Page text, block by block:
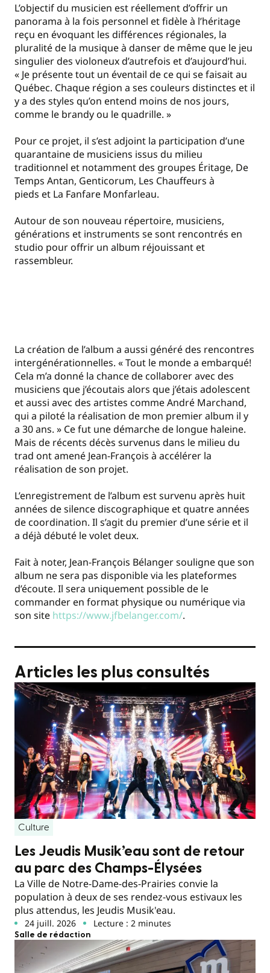
L’objectif du musicien est réellement d’offrir un
panorama à la fois personnel et fidèle à l’héritage
reçu en évoquant les différences régionales, la
pluralité de la musique à danser de même que le jeu
singulier des violoneux d’autrefois et d’aujourd’hui.
« Je présente tout un éventail de ce qui se faisait au
Québec. Chaque région a ses couleurs distinctes et il
y a des styles qu’on entend moins de nos jours,
comme le brandy ou le quadrille. »
Pour ce projet, il s’est adjoint la participation d’une
quarantaine de musiciens issus du milieu
traditionnel et notamment des groupes Éritage, De
Temps Antan, Genticorum, Les Chauffeurs à
pieds et La Fanfare Monfarleau.
Autour de son nouveau répertoire, musiciens,
générations et instruments se sont rencontrés en
studio pour offrir un album réjouissant et
rassembleur.
La création de l’album a aussi généré des rencontres
intergénérationnelles. « Tout le monde a embarqué!
Cela m’a donné la chance de collaborer avec des
musiciens que j’écoutais alors que j’étais adolescent
et aussi avec des artistes comme André Marchand,
qui a piloté la réalisation de mon premier album il y
a 30 ans. » Ce fut une démarche de longue haleine.
Mais de récents décès survenus dans le milieu du
trad ont amené Jean-François à accélérer la
réalisation de son projet.
L’enregistrement de l’album est survenu après huit
années de silence discographique et quatre années
de coordination. Il s’agit du premier d’une série et il
a déjà débuté le volet deux.
Fait à noter, Jean-François Bélanger souligne que son
album ne sera pas disponible via les plateformes
d’écoute. Il sera uniquement possible de le
commander en format physique ou numérique via
son site https://www.jfbelanger.com/.
Articles les plus consultés
Culture
Les Jeudis Musik’eau sont de retour
au parc des Champs-Élysées
La Ville de Notre-Dame-des-Prairies convie la
population à deux de ses rendez-vous estivaux les
plus attendus, les Jeudis Musik'eau.
24 juill. 2026 Lecture : 2 minutes
Salle de rédaction